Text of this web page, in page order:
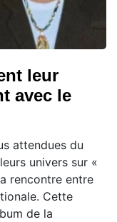
leur
avec le
attendues du
univers sur «
rencontre entre
Cette
de la